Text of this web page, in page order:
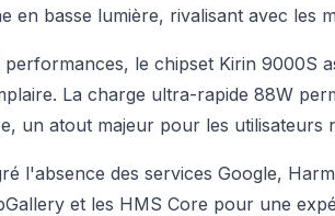
en basse lumière, rivalisant avec les
performances, le chipset Kirin 9000S
La charge ultra-rapide 88W
un atout majeur pour les utilisateurs
l'absence des services Google,
et les HMS Core pour une